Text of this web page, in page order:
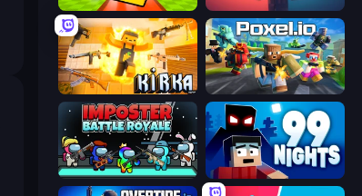
Lucky Brainrot Blocks Online Pixel Warfare
Kirka.io Poxel.io
Imposter Battle Royale 99 Nights (Bloxd.io)